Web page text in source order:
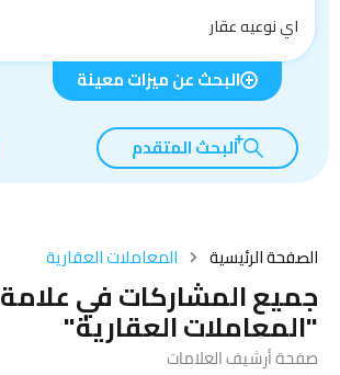
اي نوعيه عقار
البحث عن ميزات معينة
البحث المتقدم
الصفحة الرئيسية المعاملات العقارية
جميع المشاركات في علامة
"المعاملات العقارية"
صفحة أرشيف العلامات